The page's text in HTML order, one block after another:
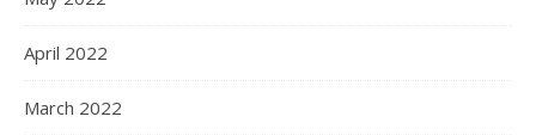
April 2022
March 2022